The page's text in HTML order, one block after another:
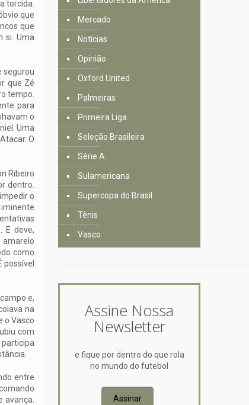
torcida.
que
que
si. Uma
segurou
que Zé
tempo.
para
o
Uma
O
Ribeiro
dentro.
o
E deve,
amarelo
como
e,
na
o Vasco
com
entre
avança.
Mercado
Notícias
Opinião
Oxford United
Palmeiras
Primeira Liga
Seleção Brasileira
Série A
Sulamericana
Supercopa do Brasil
Tênis
Vasco
Assine Nossa
Newsletter
e fique por dentro do que rola
no mundo do futebol
Assinar